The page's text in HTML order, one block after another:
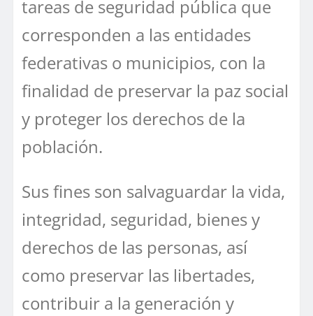
tareas de seguridad pública que
corresponden a las entidades
federativas o municipios, con la
finalidad de preservar la paz social
y proteger los derechos de la
población.
Sus fines son salvaguardar la vida,
integridad, seguridad, bienes y
derechos de las personas, así
como preservar las libertades,
contribuir a la generación y